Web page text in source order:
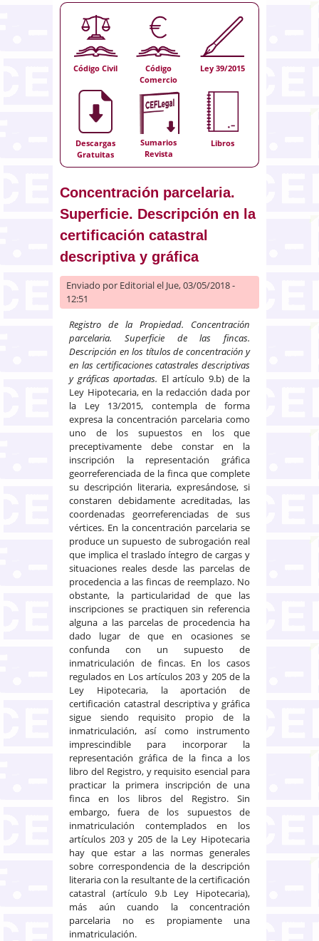
Código Civil
Código
Comercio
Ley 39/2015
Descargas
Gratuitas
Sumarios
Revista
Libros
Concentración parcelaria.
Superficie. Descripción en la
certificación catastral
descriptiva y gráfica
Enviado por Editorialel Jue, 03/05/2018 -
12:51
Registro de la Propiedad. Concentración
parcelaria. Superficie de las fincas.
Descripción en los títulos de concentración y
en las certificaciones catastrales descriptivas
y gráficas aportadas. El artículo 9.b) de la
Ley Hipotecaria, en la redacción dada por
la Ley 13/2015, contempla de forma
expresa la concentración parcelaria como
uno de los supuestos en los que
preceptivamente debe constar en la
inscripción la representación gráfica
georreferenciada de la finca que complete
su descripción literaria, expresándose, si
constaren debidamente acreditadas, las
coordenadas georreferenciadas de sus
vértices. En la concentración parcelaria se
produce un supuesto de subrogación real
que implica el traslado íntegro de cargas y
situaciones reales desde las parcelas de
procedencia a las fincas de reemplazo. No
obstante, la particularidad de que las
inscripciones se practiquen sin referencia
alguna a las parcelas de procedencia ha
dado lugar de que en ocasiones se
confunda con un supuesto de
inmatriculación de fincas. En los casos
regulados en Los artículos 203 y 205 de la
Ley Hipotecaria, la aportación de
certificación catastral descriptiva y gráfica
sigue siendo requisito propio de la
inmatriculación, así como instrumento
imprescindible para incorporar la
representación gráfica de la finca a los
libro del Registro, y requisito esencial para
practicar la primera inscripción de una
finca en los libros del Registro. Sin
embargo, fuera de los supuestos de
inmatriculación contemplados en los
artículos 203 y 205 de la Ley Hipotecaria
hay que estar a las normas generales
sobre correspondencia de la descripción
literaria con la resultante de la certificación
catastral (artículo 9.b Ley Hipotecaria),
más aún cuando la concentración
parcelaria no es propiamente una
inmatriculación.